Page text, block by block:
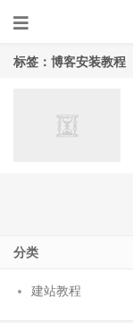
标签：博客安装教程
分类
建站教程